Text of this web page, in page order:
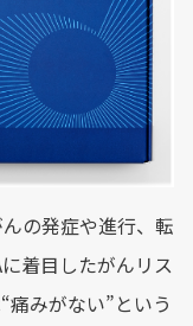
の発症や進行、転
着目したがんリス
痛みがない”という